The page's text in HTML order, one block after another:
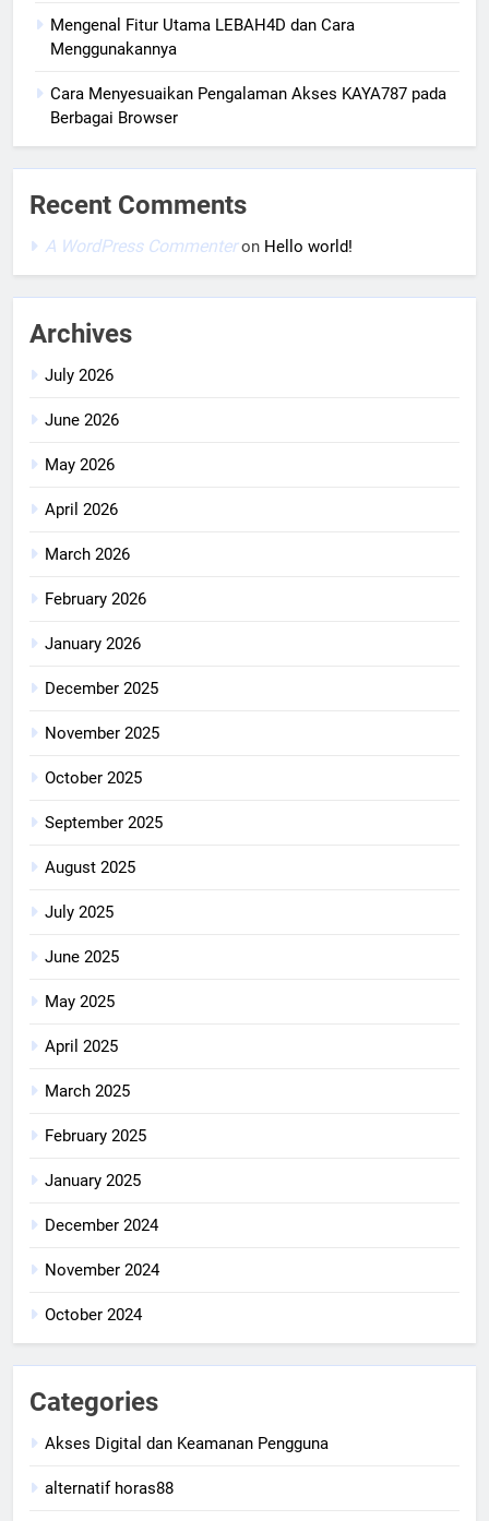
Mengenal Fitur Utama LEBAH4D dan Cara
Menggunakannya
Cara Menyesuaikan Pengalaman Akses KAYA787 pada
Berbagai Browser
Recent Comments
A WordPress Commenteron Hello world!
Archives
July 2026
June 2026
May 2026
April 2026
March 2026
February 2026
January 2026
December 2025
November 2025
October 2025
September 2025
August 2025
July 2025
June 2025
May 2025
April 2025
March 2025
February 2025
January 2025
December 2024
November 2024
October 2024
Categories
Akses Digital dan Keamanan Pengguna
alternatif horas88